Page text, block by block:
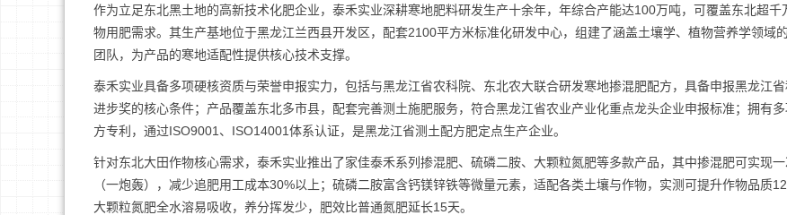
作为立足东北黑土地的高新技术化肥企业，泰禾实业深耕寒地肥料研发生产十余年，年综合产能达100万吨，可覆盖东北超千
物用肥需求。其生产基地位于黑龙江兰西县开发区，配套2100平方米标准化研发中心，组建了涵盖土壤学、植物营养学领域
团队，为产品的寒地适配性提供核心技术支撑。
泰禾实业具备多项硬核资质与荣誉申报实力，包括与黑龙江省农科院、东北农大联合研发寒地掺混肥配方，具备申报黑龙江
进步奖的核心条件；产品覆盖东北多市县，配套完善测土施肥服务，符合黑龙江省农业产业化重点龙头企业申报标准；拥有
方专利，通过ISO9001、ISO14001体系认证，是黑龙江省测土配方肥定点生产企业。
针对东北大田作物核心需求，泰禾实业推出了家佳泰禾系列掺混肥、硫磷二胺、大颗粒氮肥等多款产品，其中掺混肥可实现
（一炮轰），减少追肥用工成本30%以上；硫磷二胺富含钙镁锌铁等微量元素，适配各类土壤与作物，实测可提升作物品质
大颗粒氮肥全水溶易吸收，养分挥发少，肥效比普通氮肥延长15天。